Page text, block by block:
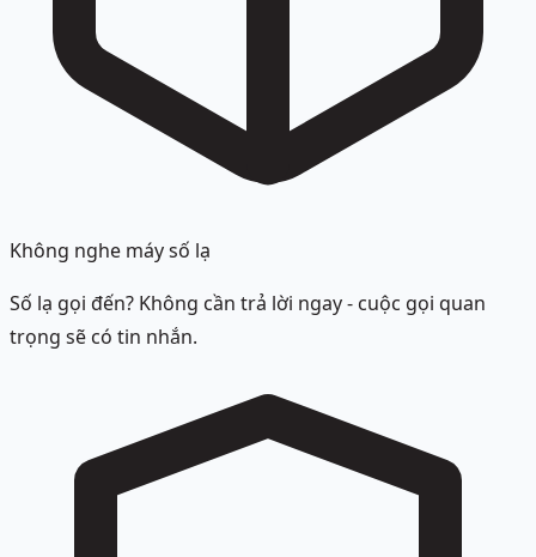
Không nghe máy số lạ
Số lạ gọi đến? Không cần trả lời ngay - cuộc gọi quan
trọng sẽ có tin nhắn.